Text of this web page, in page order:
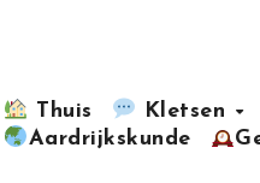
Thuis Kletsen
Aardrijkskunde